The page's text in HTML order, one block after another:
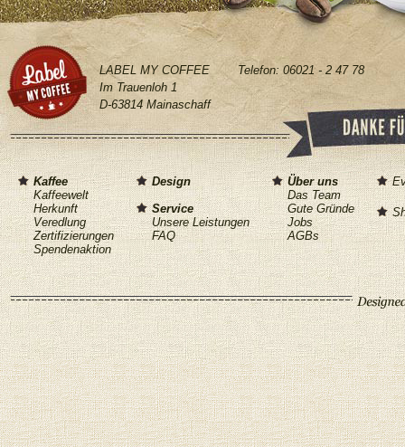
Für
Sie
Vorstellungen?
Ihr eigenes
individuell
komplett
weiß ich
LABEL MY COFFEE
Im Trauenloh 1
D-63814 Mainaschaff
Telefon: 06021 - 2 47 78
Kaffee
Kaffeewelt
Herkunft
Veredlung
Zertifizierungen
Spendenaktion
Design
Service
Unsere Leistungen
FAQ
Über uns
Das Team
Gute Gründe
Jobs
AGBs